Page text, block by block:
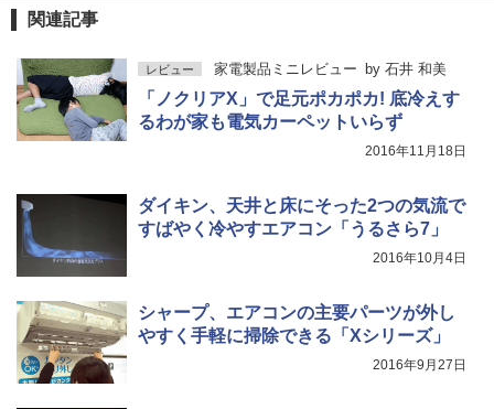
関連記事
レビュー 家電製品ミニレビュー by 石井 和美
「ノクリアX」で足元ポカポカ! 底冷えす
るわが家も電気カーペットいらず
2016年11月18日
ダイキン、天井と床にそった2つの気流で
すばやく冷やすエアコン「うるさら7」
2016年10月4日
シャープ、エアコンの主要パーツが外し
やすく手軽に掃除できる「Xシリーズ」
2016年9月27日